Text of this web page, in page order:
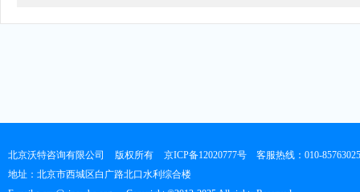
北京沃特咨询有限公司 版权所有 京ICP备12020777号 客服热线：010-85763025
地址：北京市西城区白广路北口水利综合楼